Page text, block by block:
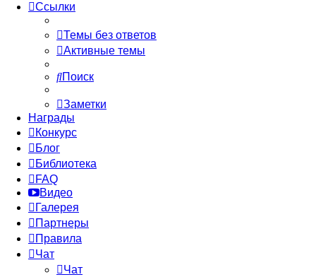
Ссылки
Темы без ответов
Активные темы
Поиск
Заметки
Награды
Конкурс
Блог
Библиотека
FAQ
Видео
Галерея
Партнеры
Правила
Чат
Чат